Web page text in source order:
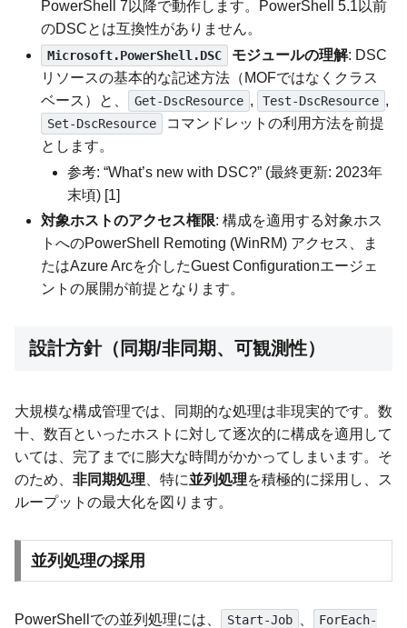
PowerShell 7以降で動作します。PowerShell 5.1以前
のDSCとは互換性がありません。
Microsoft.PowerShell.DSC モジュールの理解: DSC
リソースの基本的な記述方法（MOFではなくクラス
ベース）と、
Get-DscResource , Test-DscResource ,
Set-DscResource
コマンドレットの利用方法を前提
とします。
参考: “What’s new with DSC?” (最終更新: 2023年
末頃) [1]
対象ホストのアクセス権限: 構成を適用する対象ホス
トへのPowerShell Remoting (WinRM) アクセス、ま
たはAzure Arcを介したGuest Configurationエージェ
ントの展開が前提となります。
設計方針（同期/非同期、可観測性）
大規模な構成管理では、同期的な処理は非現実的です。数
十、数百といったホストに対して逐次的に構成を適用して
いては、完了までに膨大な時間がかかってしまいます。そ
のため、 非同期処理 、特に並列処理を積極的に採用し、ス
ループットの最大化を図ります。
並列処理の採用
PowerShellでの並列処理には、 Start-Job
ForEach-